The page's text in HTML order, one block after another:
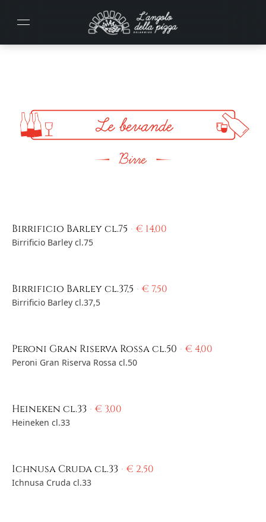
Birrificio Barley cl.75 € 14,00
Birrificio Barley cl.75
Birrificio Barley cl.37,5 € 7,50
Birrificio Barley cl.37,5
Peroni Gran Riserva Rossa cl.50 € 4,00
Peroni Gran Riserva Rossa cl.50
Heineken cl.33 € 3,00
Heineken cl.33
Ichnusa Cruda cl.33 € 2,50
Ichnusa Cruda cl.33